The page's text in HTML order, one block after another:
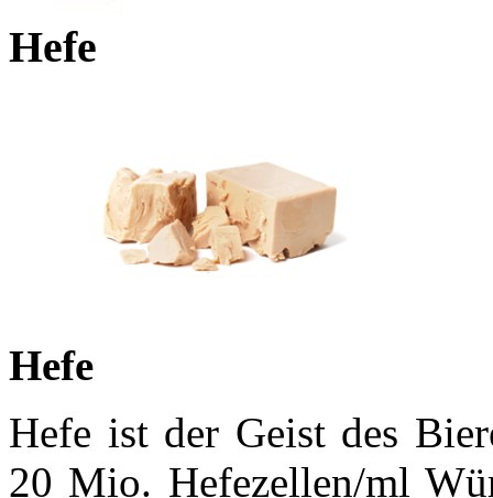
Hefe
Hefe
Hefe ist der Geist des
20 Mio. Hefezellen/ml